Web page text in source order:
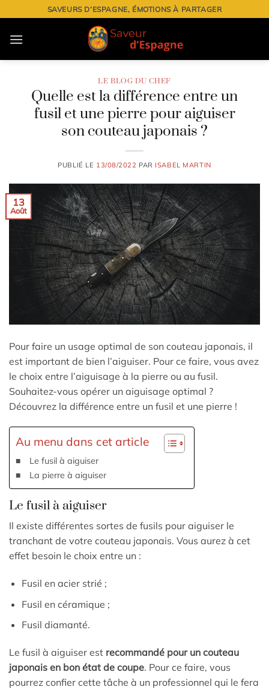
au
contenu
SAVEURS D’ESPAGNE, ÉMOTIONS À PARTAGER
LE BLOG DU CHEF
Quelle est la différence entre un
fusil et une pierre pour aiguiser
son couteau japonais ?
PUBLIÉ LE 13/08/2022 PAR ISABEL MARTIN
13
Août
Pour faire un usage optimal de son couteau japonais, il
est important de bien l’aiguiser. Pour ce faire, vous avez
le choix entre l’aiguisage à la pierre ou au fusil.
Souhaitez-vous opérer un aiguisage optimal ?
Découvrez la différence entre un fusil et une pierre !
Au menu dans cet article
Le fusil à aiguiser
La pierre à aiguiser
Le fusil à aiguiser
Il existe différentes sortes de fusils pour aiguiser le
tranchant de votre couteau japonais. Vous aurez à cet
effet besoin le choix entre un :
Fusil en acier strié ;
Fusil en céramique ;
Fusil diamanté.
Le fusil à aiguiser est recommandé pour un couteau
japonais en bon état de coupe. Pour ce faire, vous
pourrez confier cette tâche à un professionnel qui le fera